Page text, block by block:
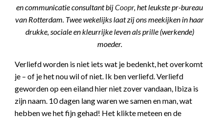
en communicatie consultant bijCoopr, het leukste pr-bureau
van Rotterdam. Twee wekelijks laat zij ons meekijken in haar
drukke, sociale en kleurrijke leven als prille (werkende)
moeder.
Verliefd worden is niet iets wat je bedenkt, het overkomt
je – of je het nou wil of niet. Ik ben verliefd. Verliefd
geworden op een eiland hier niet zover vandaan, Ibiza is
zijn naam. 10 dagen lang waren we samen en man, wat
hebben we het fijn gehad! Het klikte meteen en de